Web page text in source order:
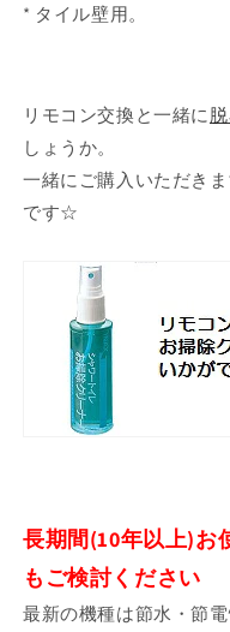
* タイル壁用。
リモコン交換と一緒に
しょうか。
一緒にご購入いただき
です☆
長期間(10年以上)お
もご検討ください
最新の機種は節水・節